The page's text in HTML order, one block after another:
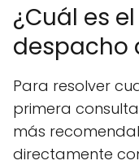
¿Cuál es
despacho
Para resolver
primera
más
directamente